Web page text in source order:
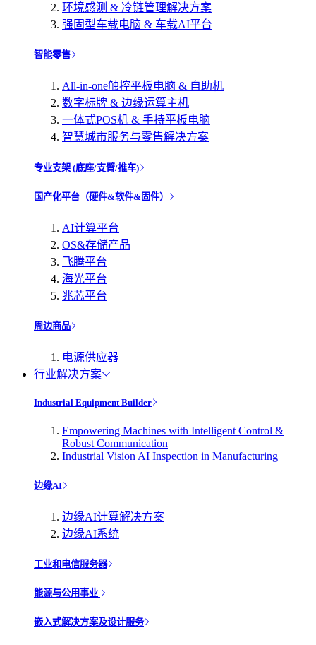
环境感测 & 冷链管理解决方案
强固型车载电脑 & 车载AI平台
智能零售
All-in-one触控平板电脑 & 自助机
数字标牌 & 边缘运算主机
一体式POS机 & 手持平板电脑
智慧城市服务与零售解决方案
专业支架 (底座/支臂/推车)
国产化平台（硬件&软件&固件）
AI计算平台
OS&存储产品
飞腾平台
海光平台
兆芯平台
周边商品
电源供应器
行业解决方案
Industrial Equipment Builder
Empowering Machines with Intelligent Control &
Robust Communication
Industrial Vision AI Inspection in Manufacturing
边缘AI
边缘AI计算解决方案
边缘AI系统
工业和电信服务器
能源与公用事业
嵌入式解决方案及设计服务